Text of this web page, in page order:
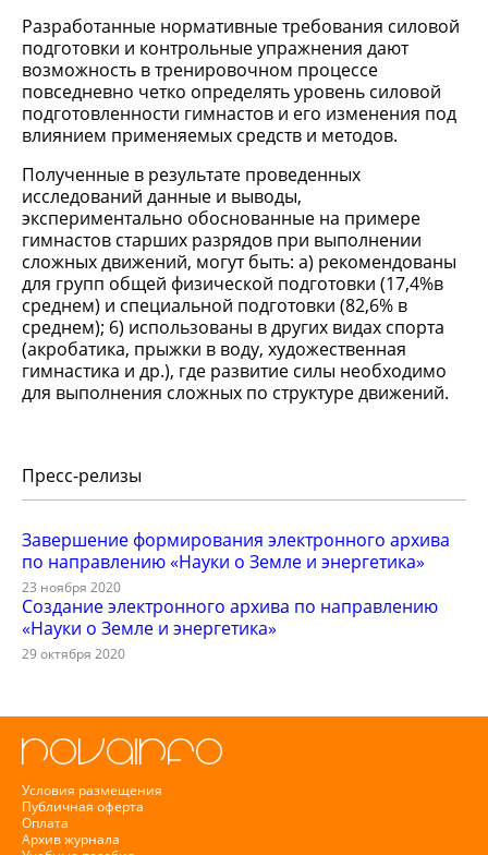
Разработанные нормативные требования силовой
подготовки и контрольные упражнения дают
возможность в тренировочном процессе
повседневно четко определять уровень силовой
подготовленности гимнастов и его изменения под
влиянием применяемых средств и методов.
Полученные в результате проведенных
исследований данные и выводы,
экспериментально обоснованные на примере
гимнастов старших разрядов при выполнении
сложных движений, могут быть: а) рекомендованы
для групп общей физической подготовки (17,4%в
среднем) и специальной подготовки (82,6% в
среднем); 6) использованы в других видах спорта
(акробатика, прыжки в воду, художественная
гимнастика и др.), где развитие силы необходимо
для выполнения сложных по структуре движений.
Пресс-релизы
Завершение формирования электронного архива
по направлению «Науки о Земле и энергетика»
23 ноября 2020
Создание электронного архива по направлению
«Науки о Земле и энергетика»
29 октября 2020
Условия размещения
Публичная оферта
Оплата
Архив журнала